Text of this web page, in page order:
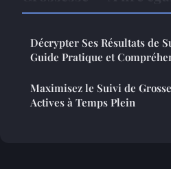
Décrypter Ses Résultats de
Guide Pratique et
Maximisez le Suivi de
Actives à Temps Plein